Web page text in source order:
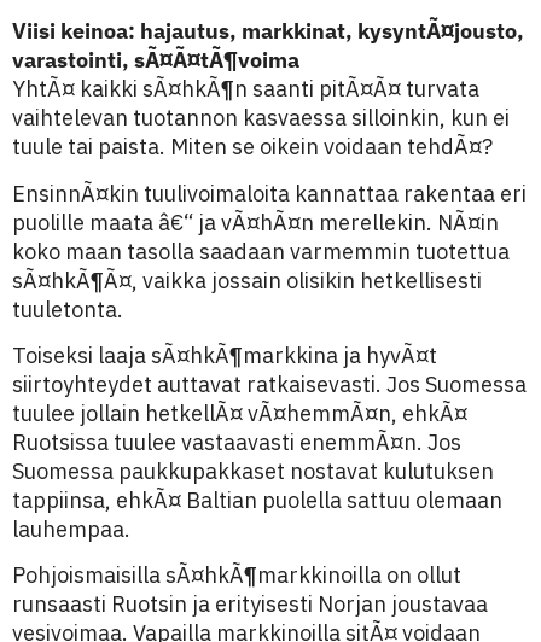
Viisi keinoa: hajautus, markkinat, kysyntÃ¤jousto,
varastointi, sÃ¤Ã¤tÃ¶voima
YhtÃ¤ kaikki sÃ¤hkÃ¶n saanti pitÃ¤Ã¤ turvata
vaihtelevan tuotannon kasvaessa silloinkin, kun ei
tuule tai paista. Miten se oikein voidaan tehdÃ¤?
EnsinnÃ¤kin tuulivoimaloita kannattaa rakentaa eri
puolille maata â€“ ja vÃ¤hÃ¤n merellekin. NÃ¤in
koko maan tasolla saadaan varmemmin tuotettua
sÃ¤hkÃ¶Ã¤, vaikka jossain olisikin hetkellisesti
tuuletonta.
Toiseksi laaja sÃ¤hkÃ¶markkina ja hyvÃ¤t
siirtoyhteydet auttavat ratkaisevasti. Jos Suomessa
tuulee jollain hetkellÃ¤ vÃ¤hemmÃ¤n, ehkÃ¤
Ruotsissa tuulee vastaavasti enemmÃ¤n. Jos
Suomessa paukkupakkaset nostavat kulutuksen
tappiinsa, ehkÃ¤ Baltian puolella sattuu olemaan
lauhempaa.
Pohjoismaisilla sÃ¤hkÃ¶markkinoilla on ollut
runsaasti Ruotsin ja erityisesti Norjan joustavaa
vesivoimaa. Vapailla markkinoilla sitÃ¤ voidaan